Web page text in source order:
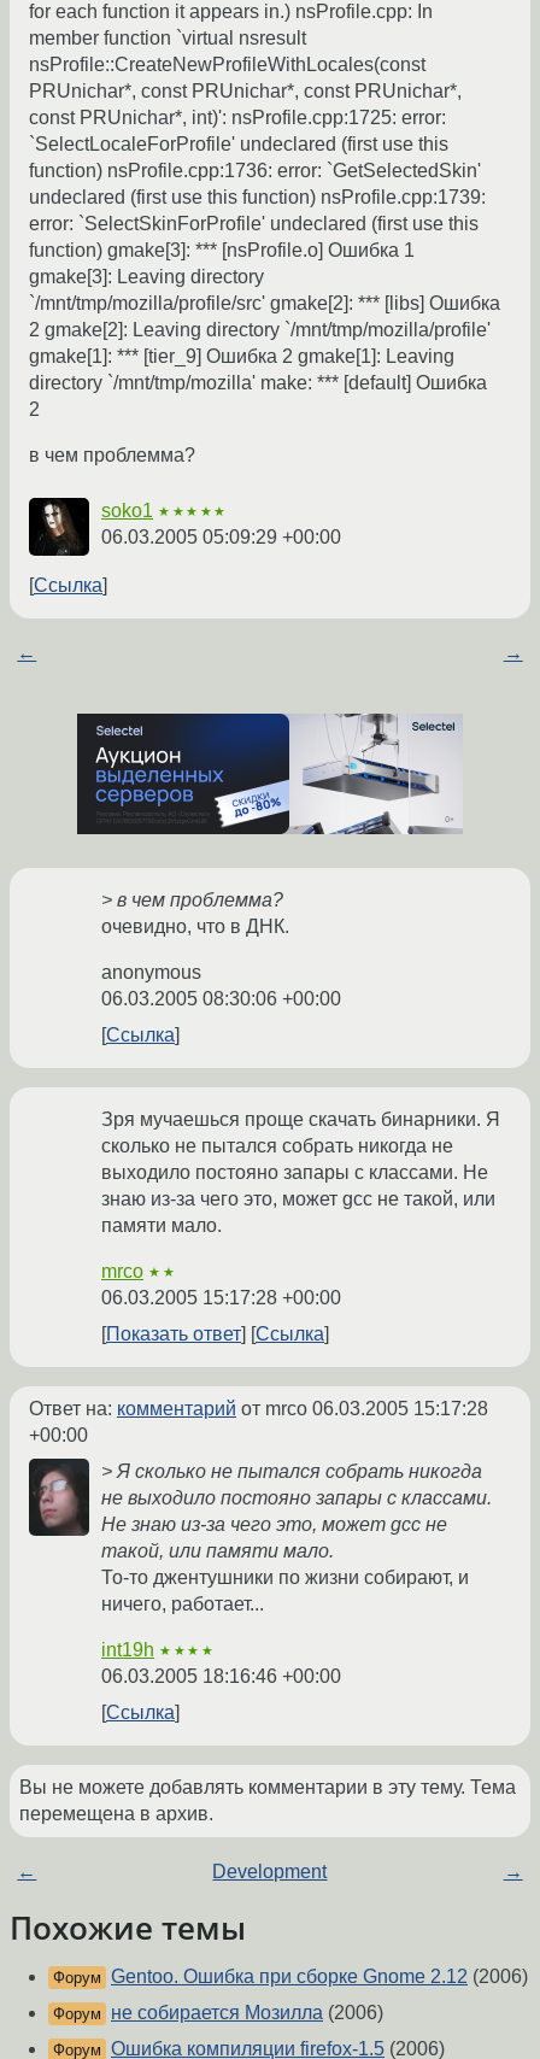
for each function it appears in.) nsProfile.cpp: In
member function `virtual nsresult
nsProfile::CreateNewProfileWithLocales(const
PRUnichar*, const PRUnichar*, const PRUnichar*,
const PRUnichar*, int)': nsProfile.cpp:1725: error:
`SelectLocaleForProfile' undeclared (first use this
function) nsProfile.cpp:1736: error: `GetSelectedSkin'
undeclared (first use this function) nsProfile.cpp:1739:
error: `SelectSkinForProfile' undeclared (first use this
function) gmake[3]: *** [nsProfile.o] Ошибка 1
gmake[3]: Leaving directory
`/mnt/tmp/mozilla/profile/src' gmake[2]: *** [libs] Ошибка
2 gmake[2]: Leaving directory `/mnt/tmp/mozilla/profile'
gmake[1]: *** [tier_9] Ошибка 2 gmake[1]: Leaving
directory `/mnt/tmp/mozilla' make: *** [default] Ошибка
2
в чем проблемма?
soko1 ★★★★★
06.03.2005 05:09:29 +00:00
Ссылка
← →
> в чем проблемма?
очевидно, что в ДНК.
anonymous
06.03.2005 08:30:06 +00:00
Ссылка
Зря мучаешься проще скачать бинарники. Я
сколько не пытался собрать никогда не
выходило постояно запары с классами. Не
знаю из-за чего это, может gcc не такой, или
памяти мало.
mrco ★★
06.03.2005 15:17:28 +00:00
Показать ответ
Ссылка
Ответ на: комментарий от mrco 06.03.2005 15:17:28
+00:00
> Я сколько не пытался собрать никогда
не выходило постояно запары с классами.
Не знаю из-за чего это, может gcc не
такой, или памяти мало.
То-то джентушники по жизни собирают, и
ничего, работает...
int19h ★★★★
06.03.2005 18:16:46 +00:00
Ссылка
Вы не можете добавлять комментарии в эту тему. Тема
перемещена в архив.
← Development →
Похожие темы
Форум Gentoo. Ошибка при сборке Gnome 2.12 (2006)
Форум не собирается Мозилла (2006)
Форум Ошибка компиляции firefox-1.5 (2006)